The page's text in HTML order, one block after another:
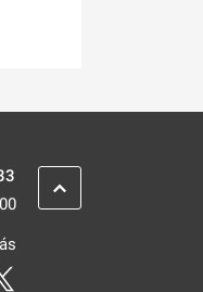
kartě
na nové kartě
otevře na nové kartě
se otevře na nové
ZPĚT NAHORU